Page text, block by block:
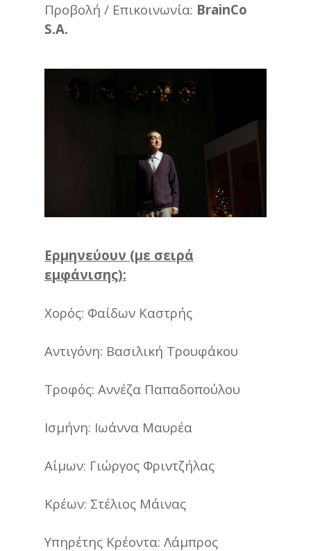
Προβολή / Επικοινωνία: BrainCo
S.A.
Ερμηνεύουν (με σειρά
εμφάνισης):
Χορός: Φαίδων Καστρής
Αντιγόνη: Βασιλική Τρουφάκου
Τροφός: Αννέζα Παπαδοπούλου
Ισμήνη: Ιωάννα Μαυρέα
Αίμων: Γιώργος Φριντζήλας
Κρέων: Στέλιος Μάινας
Υπηρέτης Κρέοντα: Λάμπρος